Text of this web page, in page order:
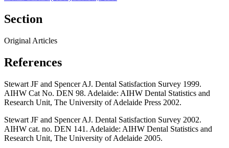
Section
Original Articles
References
Stewart JF and Spencer AJ. Dental Satisfaction Survey 1999.
AIHW Cat No. DEN 98. Adelaide: AIHW Dental Statistics and
Research Unit, The University of Adelaide Press 2002.
Stewart JF and Spencer AJ. Dental Satisfaction Survey 2002.
AIHW cat. no. DEN 141. Adelaide: AIHW Dental Statistics and
Research Unit, The University of Adelaide 2005.